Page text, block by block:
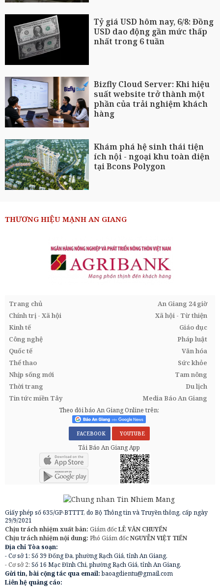
Tỷ giá USD hôm nay, 6/8: Đồng
USD dao động gần mức thấp
nhất trong 6 tuần
Bizfly Cloud Server: Khi hiệu
suất website trở thành một
phần của trải nghiệm khách
hàng
Khám phá hệ sinh thái tiện
ích nội - ngoại khu toàn diện
tại Bcons Polygon
THƯƠNG HIỆU MẠNH AN GIANG
Trang chủ
An Giang 24 giờ
Chính trị - Xã hội
Xã hội - Từ thiện
Kinh tế
Giáo dục
Công nghệ
Pháp luật
Quốc tế
Văn hóa
Thể thao
Sức khỏe
Nhịp sống mới
Tam nông
Thời trang
Du lịch
Tin tức miền Tây
Media Báo An Giang
Theo dõi báo An Giang Online trên:
FACEBOOK YOUTUBE
Tải Báo An Giang App
Giấy phép số 635/GP-BTTTT, do Bộ Thông tin và Truyền thông, cấp ngày
29/9/2021
Chịu trách nhiệm xuất bản: Giám đốcLÊ VĂN CHUYỂN
Chịu trách nhiệm nội dung: Phó Giám đốcNGUYỄN VIỆT TIẾN
Địa chỉ Tòa soạn:
- Cơ sở 1: Số 39 Đống Đa, phường Rạch Giá, tỉnh An Giang.
- Cơ sở 2: Số 16 Mạc Đĩnh Chi, phường Rạch Giá, tỉnh An Giang.
Gửi tin, bài cộng tác qua email:baoagdientu@gmail.com
Liên hệ quảng cáo: